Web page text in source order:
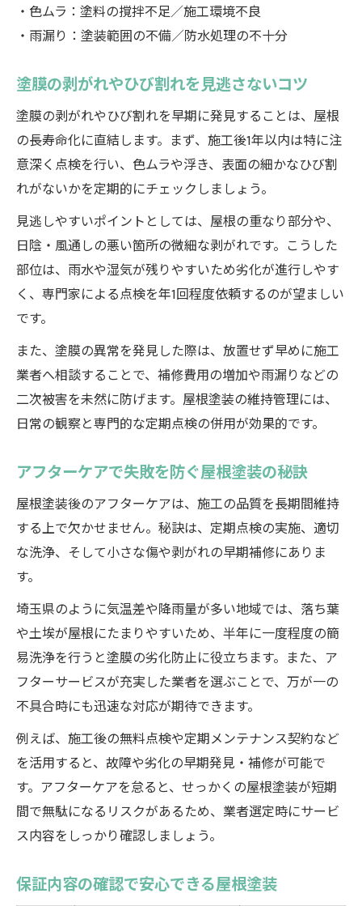
・色ムラ：塗料の撹拌不足／施工環境不良
・雨漏り：塗装範囲の不備／防水処理の不十分
塗膜の剥がれやひび割れを見逃さないコツ
塗膜の剥がれやひび割れを早期に発見することは、屋根
の長寿命化に直結します。まず、施工後1年以内は特に注
意深く点検を行い、色ムラや浮き、表面の細かなひび割
れがないかを定期的にチェックしましょう。
見逃しやすいポイントとしては、屋根の重なり部分や、
日陰・風通しの悪い箇所の微細な剥がれです。こうした
部位は、雨水や湿気が残りやすいため劣化が進行しやす
く、専門家による点検を年1回程度依頼するのが望ましい
です。
また、塗膜の異常を発見した際は、放置せず早めに施工
業者へ相談することで、補修費用の増加や雨漏りなどの
二次被害を未然に防げます。屋根塗装の維持管理には、
日常の観察と専門的な定期点検の併用が効果的です。
アフターケアで失敗を防ぐ屋根塗装の秘訣
屋根塗装後のアフターケアは、施工の品質を長期間維持
する上で欠かせません。秘訣は、定期点検の実施、適切
な洗浄、そして小さな傷や剥がれの早期補修にありま
す。
埼玉県のように気温差や降雨量が多い地域では、落ち葉
や土埃が屋根にたまりやすいため、半年に一度程度の簡
易洗浄を行うと塗膜の劣化防止に役立ちます。また、ア
フターサービスが充実した業者を選ぶことで、万が一の
不具合時にも迅速な対応が期待できます。
例えば、施工後の無料点検や定期メンテナンス契約など
を活用すると、故障や劣化の早期発見・補修が可能で
す。アフターケアを怠ると、せっかくの屋根塗装が短期
間で無駄になるリスクがあるため、業者選定時にサービ
ス内容をしっかり確認しましょう。
保証内容の確認で安心できる屋根塗装